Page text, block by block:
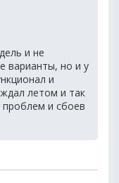
и не
варианты, но и у
и
летом и так
проблем и сбоев